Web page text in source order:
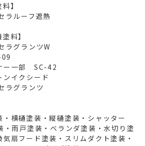
】
ラルーフ遮熱
料】
ラグランツW
ー一部 SC-42
イクシード
ラグランツ
横樋塗装・縦樋塗装・シャッター
・雨戸塗装・ベランダ塗装・水切り塗
扇フード塗装・スリムダクト塗装・